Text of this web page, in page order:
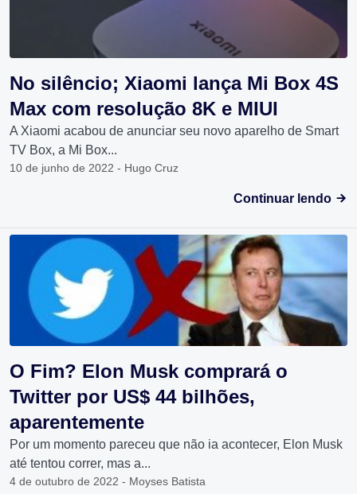
No silêncio; Xiaomi lança Mi Box 4S
Max com resolução 8K e MIUI
A Xiaomi acabou de anunciar seu novo aparelho de Smart
TV Box, a Mi Box...
10 de junho de 2022 - Hugo Cruz
Continuar lendo
O Fim? Elon Musk comprará o
Twitter por US$ 44 bilhões,
aparentemente
Por um momento pareceu que não ia acontecer, Elon Musk
até tentou correr, mas a...
4 de outubro de 2022 - Moyses Batista